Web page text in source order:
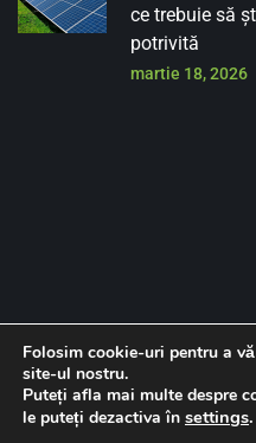
ce trebuie să
potrivită
martie 18, 2026
Despre noi Contact
Folosim cookie-uri pentru a
site-ul nostru.
Puteți afla mai multe despre
le puteți dezactiva în settings.